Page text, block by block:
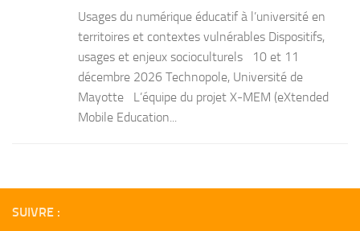
Usages du numérique éducatif à l’université en
territoires et contextes vulnérables Dispositifs,
usages et enjeux socioculturels 10 et 11
décembre 2026 Technopole, Université de
Mayotte L’équipe du projet X-MEM (eXtended
Mobile Education...
SUIVRE :